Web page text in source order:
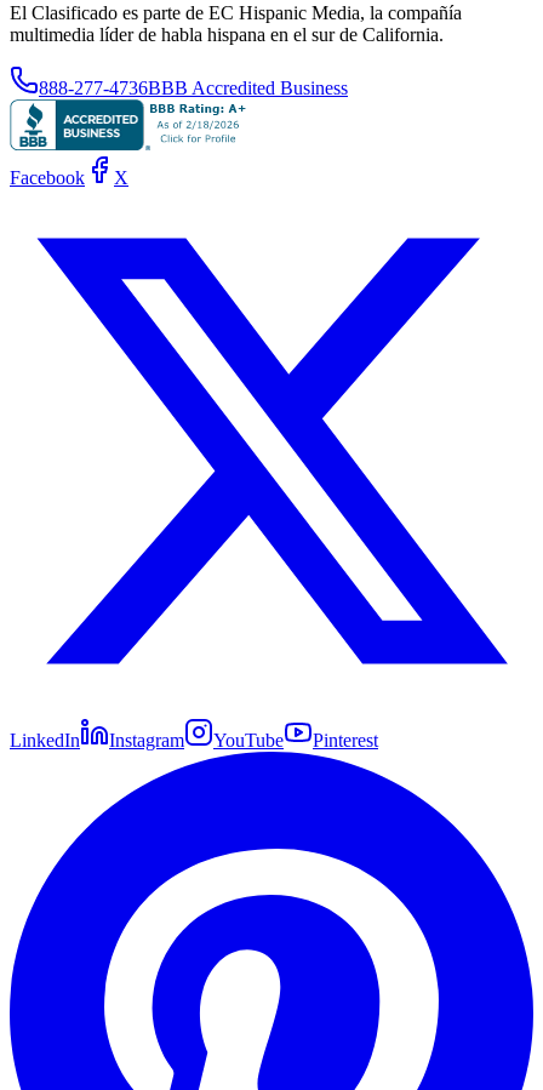
El Clasificado es parte de EC Hispanic Media, la compañía
multimedia líder de habla hispana en el sur de California.
888-277-4736BBB Accredited Business
Facebook X
LinkedIn Instagram YouTube Pinterest